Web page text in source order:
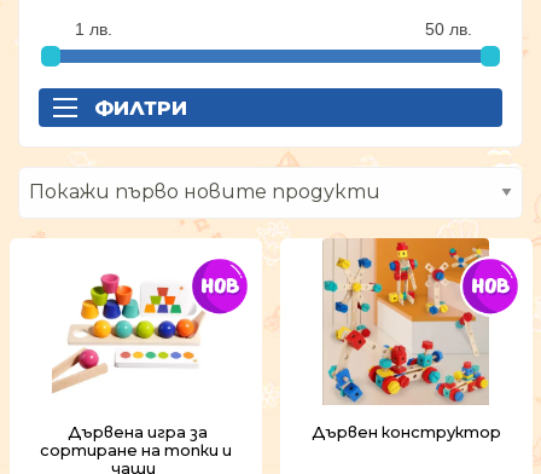
ФИЛТРИ
Дървена игра за
сортиране на топки и
чаши
Дървен конструктор